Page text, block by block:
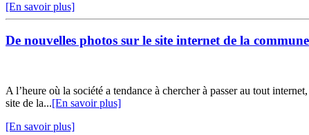
[En savoir plus]
De nouvelles photos sur le site internet de la
A l’heure où la société a tendance à chercher à passer au tout
site de la...[En savoir plus]
[En savoir plus]